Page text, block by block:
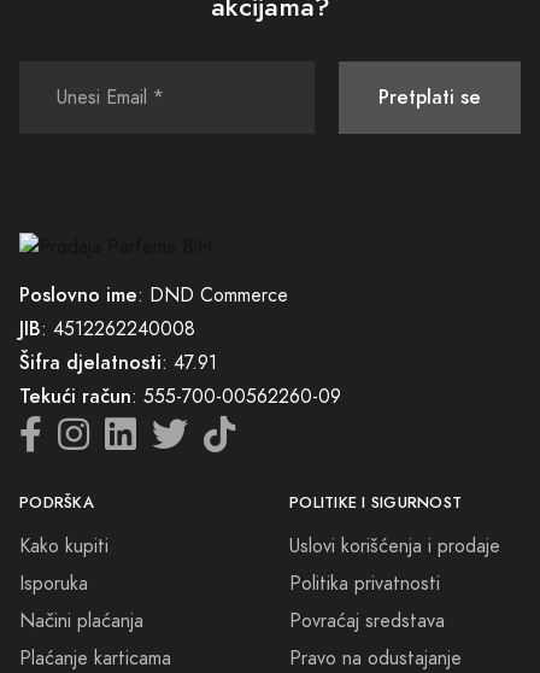
Pretplati se
Poslovno ime: DND Commerce
JIB: 4512262240008
Šifra djelatnosti: 47.91
Tekući račun: 555-700-00562260-09
PODRŠKA
Kako kupiti
Isporuka
Načini plaćanja
Plaćanje karticama
POLITIKE I SIGURNOST
Uslovi korišćenja i prodaje
Politika privatnosti
Povraćaj sredstava
Pravo na odustajanje